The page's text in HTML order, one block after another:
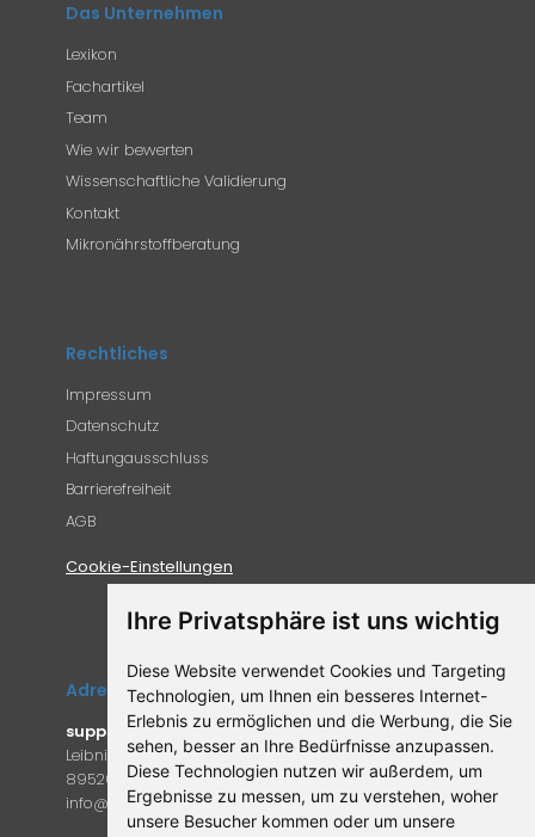
Ihre Privatsphäre ist uns wichtig
Diese Website verwendet Cookies und Targeting
Technologien, um Ihnen ein besseres Internet-
Erlebnis zu ermöglichen und die Werbung, die Sie
sehen, besser an Ihre Bedürfnisse anzupassen.
Diese Technologien nutzen wir außerdem, um
Ergebnisse zu messen, um zu verstehen, woher
unsere Besucher kommen oder um unsere
Das Unternehmen
Lexikon
Fachartikel
Team
Wie wir bewerten
Wissenschaftliche Validierung
Kontakt
Mikronährstoffberatung
Rechtliches
Impressum
Datenschutz
Haftungausschluss
Barrierefreiheit
AGB
Cookie-Einstellungen
Adresse
supplemento.de
Leibniz-Campus 9
89520 Heidenheim an der Brenz
info@supplemento.de